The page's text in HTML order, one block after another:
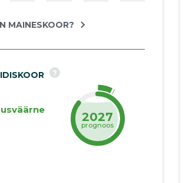
MAINESKOOR?
?
2027
prognoos